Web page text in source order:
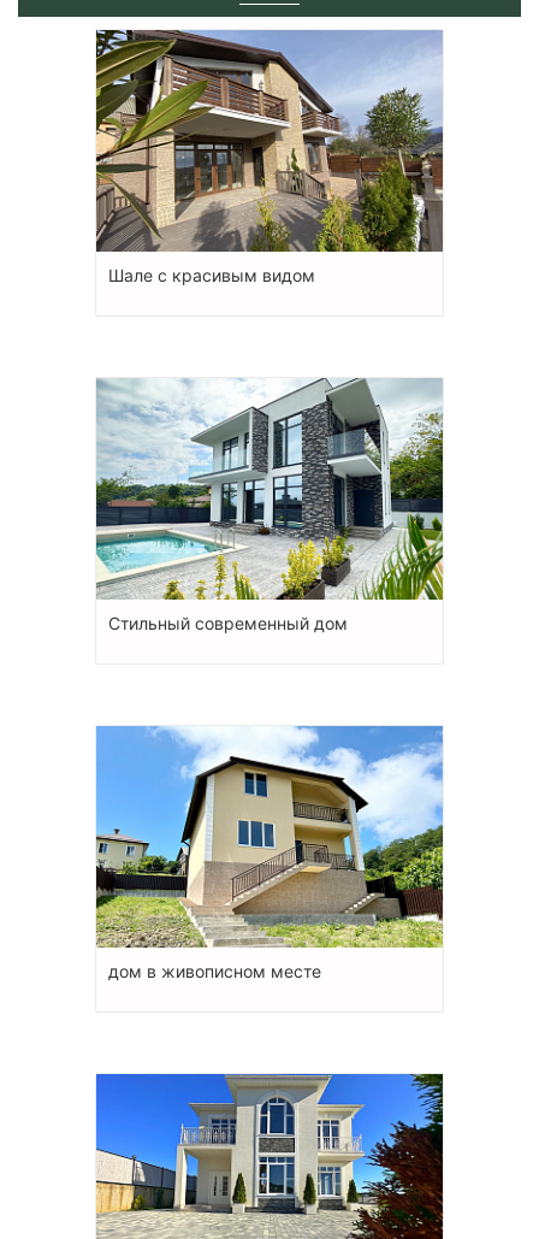
Шале с красивым видом
Стильный современный дом
дом в живописном месте